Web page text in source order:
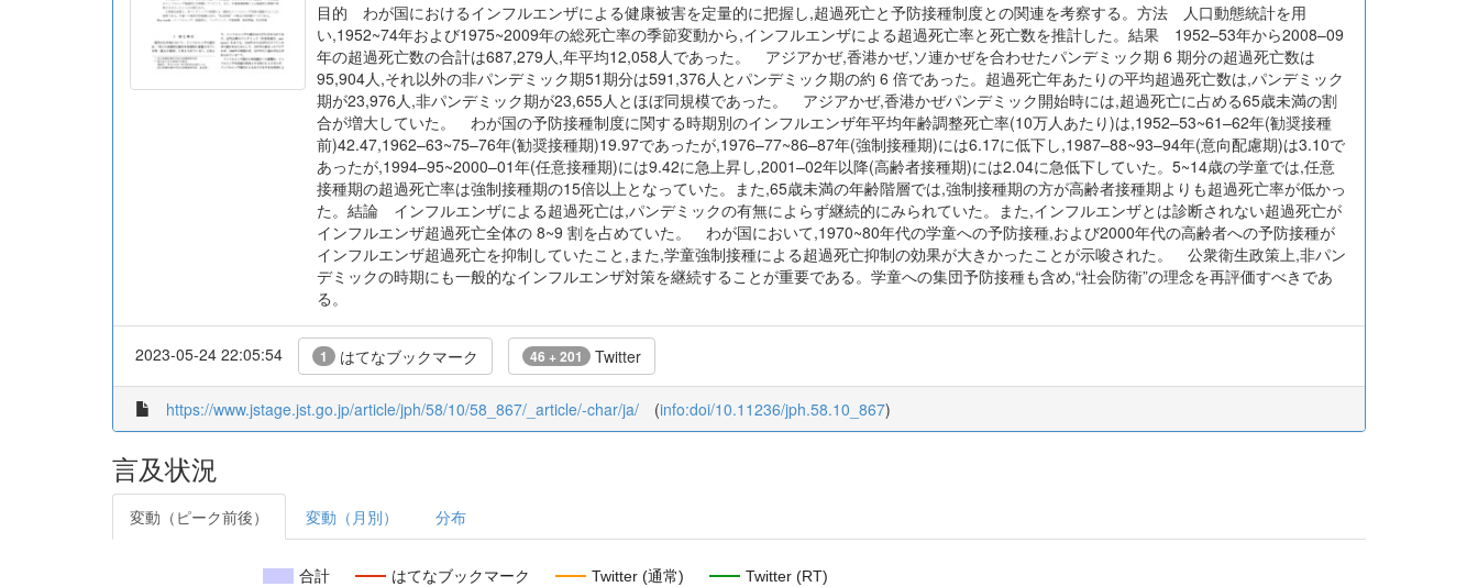
目的 わが国におけるインフルエンザによる健康被害を定量的に把握し,超過死亡と予防接種制度との関連を考察する。方法 人口動態統計を用
い,1952~74年および1975~2009年の総死亡率の季節変動から,インフルエンザによる超過死亡率と死亡数を推計した。結果 1952–53年から2008–09
年の超過死亡数の合計は687,279人,年平均12,058人であった。 アジアかぜ,香港かぜ,ソ連かぜを合わせたパンデミック期 6 期分の超過死亡数は
95,904人,それ以外の非パンデミック期51期分は591,376人とパンデミック期の約 6 倍であった。超過死亡年あたりの平均超過死亡数は,パンデミック
期が23,976人,非パンデミック期が23,655人とほぼ同規模であった。 アジアかぜ,香港かぜパンデミック開始時には,超過死亡に占める65歳未満の割
合が増大していた。 わが国の予防接種制度に関する時期別のインフルエンザ年平均年齢調整死亡率(10万人あたり)は,1952–53~61–62年(勧奨接種
前)42.47,1962–63~75–76年(勧奨接種期)19.97であったが,1976–77~86–87年(強制接種期)には6.17に低下し,1987–88~93–94年(意向配慮期)は3.10で
あったが,1994–95~2000–01年(任意接種期)には9.42に急上昇し,2001–02年以降(高齢者接種期)には2.04に急低下していた。5~14歳の学童では,任意
接種期の超過死亡率は強制接種期の15倍以上となっていた。また,65歳未満の年齢階層では,強制接種期の方が高齢者接種期よりも超過死亡率が低かっ
た。結論 インフルエンザによる超過死亡は,パンデミックの有無によらず継続的にみられていた。また,インフルエンザとは診断されない超過死亡が
インフルエンザ超過死亡全体の 8~9 割を占めていた。 わが国において,1970~80年代の学童への予防接種,および2000年代の高齢者への予防接種が
インフルエンザ超過死亡を抑制していたこと,また,学童強制接種による超過死亡抑制の効果が大きかったことが示唆された。 公衆衛生政策上,非パン
デミックの時期にも一般的なインフルエンザ対策を継続することが重要である。学童への集団予防接種も含め,“社会防衛”の理念を再評価すべきであ
る。
2023-05-24 22:05:54 1 はてなブックマーク 46 + 201 Twitter
https://www.jstage.jst.go.jp/article/jph/58/10/58_867/_article/-char/ja/ (info:doi/10.11236/jph.58.10_867)
言及状況
変動（ピーク前後） 変動（月別） 分布
合計 はてなブックマーク Twitter (通常) Twitter (RT)